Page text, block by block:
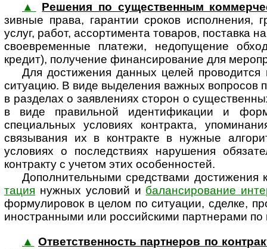
▲
Решения по существенным
зивные права, гарантии сроков исполнения,
услуг, работ, ассортимента товаров, поставка
своевременные платежи, недопу­щение
кредит), получение финан­сиро­вание для
Для достижения данных целей проводится
ситуацию. В виде выделения важных вопросов
в разделах о заявлениях сторон о
в виде правиль­ной иденти­фикации и
специальных условиях контракта,
связывания их в контракте в нужные
условиях о последствиях нарушения
контракту с учетом этих особенностей.
Дополнительными средствами достижения
тация нужных условий и балансирование
формулировок в целом по ситуации, сделке,
ино­стран­ными или рос­сий­скими партнерами по
▲ Ответственность партнеров по